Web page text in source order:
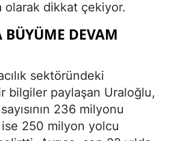
olarak dikkat çekiyor.
BÜYÜME DEVAM
sektöründeki
bilgiler paylaşan Uraloğlu,
236 milyonu
250 milyon yolcu